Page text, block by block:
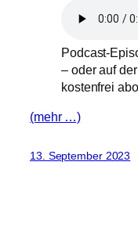
Podcast-
– oder auf
kostenfrei
(mehr …)
13. September 2023